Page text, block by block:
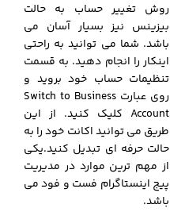
روش تغییر حساب به حالت
بیزینس نیز بسیار آسان می
باشد. شما می توانید به راحتی
اینکار را انجام دهید. به قسمت
تنظیمات حساب خود بروید و
روی عبارت Switch to Business
Account کلیک کنید. از این
طریق می توانید اکانت خود را به
حالت حرفه ای تبدیل کنید.یکی
از مهم ترین موارد در مدیریت
پیج اینستاگرام فست و فود می
باشد.